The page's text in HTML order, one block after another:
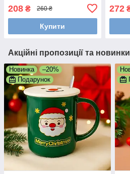
208 ₴ 260 ₴
Купити
272
Акційні пропозиції та новинки
Новинка
–20%
Подарунок